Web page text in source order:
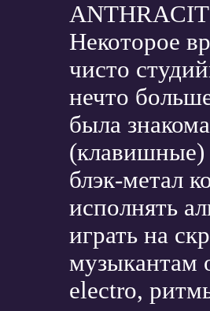
Некоторое
чисто
нечто
была
(клавишные)
блэк-метал
исполнять
играть на
музыкантам
electro,